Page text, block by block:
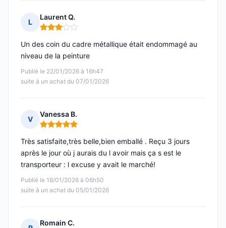
L
Laurent Q.
Note : 3 sur 5
Publié le 22/01/2026 à 16h47
suite à un achat du 07/01/2026
Un des coin du cadre métallique était endommagé au
niveau de la peinture
V
Vanessa B.
Note : 5 sur 5
Publié le 18/01/2026 à 06h50
suite à un achat du 05/01/2026
Très satisfaite,très belle,bien emballé . Reçu 3 jours
après le jour où j aurais du l avoir mais ça s est le
transporteur : l excuse y avait le marché!
Romain C.